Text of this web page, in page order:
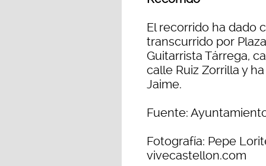
El recorrido ha dado
transcurrido por
Guitarrista Tárrega,
calle Ruiz Zorrilla y
Jaime.
Fuente:
Fotografía: Pepe
vivecastellon.com